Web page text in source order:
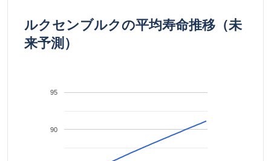
ルクセンブルクの平均寿命推移（未
来予測）
90
95